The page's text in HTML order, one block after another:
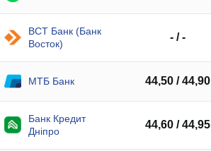
ВСТ Банк (Банк
Восток)
- / -
МТБ Банк 44,50 / 44,90
Банк Кредит
Дніпро
44,60 / 44,95